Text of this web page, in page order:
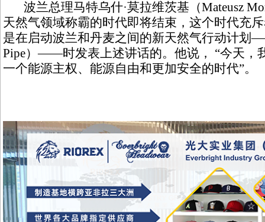
波兰总理马特乌什·莫拉维茨基（Mateusz
天然气领域称霸的时代即将结束，这个时代充
是在启动波兰和丹麦之间的新天然气行动计划
Pipe）——时发表上述讲话的。他说， “今天，
一个能源主权、能源自由和更加安全的时代”。